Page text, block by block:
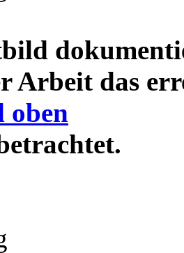
Arbeit das
oben